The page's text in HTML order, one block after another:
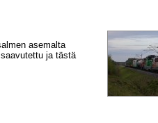
asemalta
ja tästä